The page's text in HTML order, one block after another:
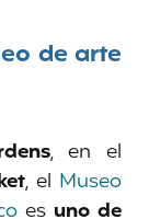
de arte
, en el
, el Museo
es uno de